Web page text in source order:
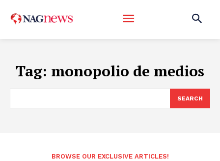
Tag: monopolio de medios
SEARCH
BROWSE OUR EXCLUSIVE ARTICLES!